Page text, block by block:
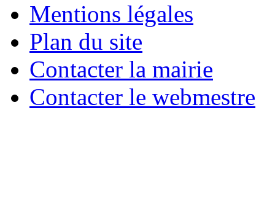
Mentions légales
Plan du site
Contacter la mairie
Contacter le webmestre